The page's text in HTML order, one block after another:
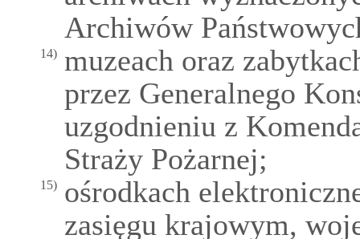
Archiwów
14) muzeach oraz
przez Generalnego
uzgodnieniu z
Straży Pożarnej;
15) ośrodkach
zasięgu krajowym,